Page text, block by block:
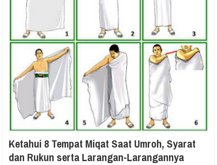
Ketahui 8 Tempat Miqat Saat Umroh, Syarat
dan Rukun serta Larangan-Larangannya